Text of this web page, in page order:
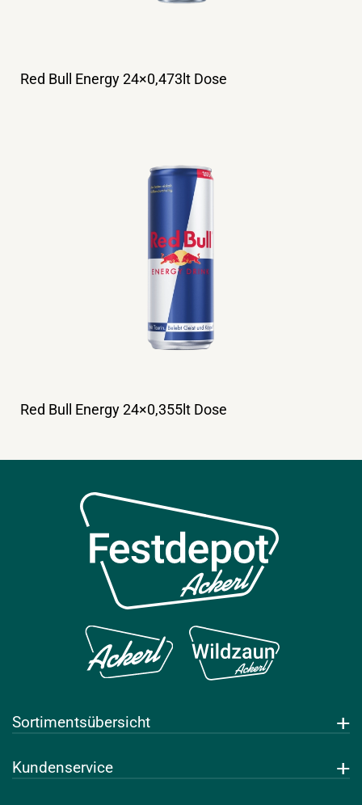
Red Bull Energy 24×0,473lt Dose
Red Bull Energy 24×0,355lt Dose
Sortimentsübersicht
Leihwaren
Kundenservice